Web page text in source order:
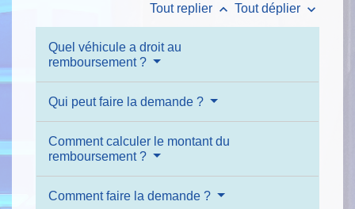
Tout replier keyboard_arrow_up Tout déplier keyboard_arrow_down
Quel véhicule a droit au
remboursement ?
Qui peut faire la demande ?
Comment calculer le montant du
remboursement ?
Comment faire la demande ?